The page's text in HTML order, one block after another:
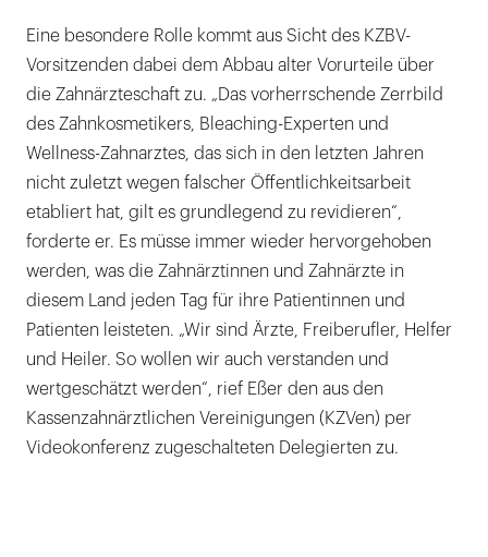
Eine besondere Rolle kommt aus Sicht des KZBV-
Vorsitzenden dabei dem Abbau alter Vorurteile über
die Zahnärzteschaft zu. „Das vorherrschende Zerrbild
des Zahnkosmetikers, Bleaching-Experten und
Wellness-Zahnarztes, das sich in den letzten Jahren
nicht zuletzt wegen falscher Öffentlichkeitsarbeit
etabliert hat, gilt es grundlegend zu revidieren“,
forderte er. Es müsse immer wieder hervorgehoben
werden, was die Zahnärztinnen und Zahnärzte in
diesem Land jeden Tag für ihre Patientinnen und
Patienten leisteten. „Wir sind Ärzte, Freiberufler, Helfer
und Heiler. So wollen wir auch verstanden und
wertgeschätzt werden“, rief Eßer den aus den
Kassenzahnärztlichen Vereinigungen (KZVen) per
Videokonferenz zugeschalteten Delegierten zu.